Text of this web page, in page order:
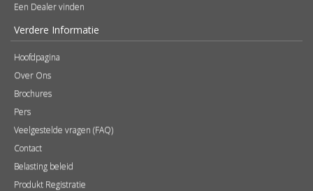
Een Dealer vinden
Verdere Informatie
Hoofdpagina
Over Ons
Brochures
Pers
Veelgestelde vragen (FAQ)
Contact
Belasting beleid
Produkt Registratie